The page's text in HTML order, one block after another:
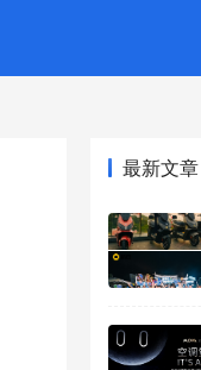
最新文章